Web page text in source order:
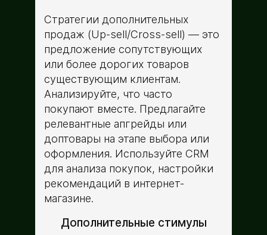
Стратегии дополнительных
продаж (Up-sell/Cross-sell) — это
предложение сопутствующих
или более дорогих товаров
существующим клиентам.
Анализируйте, что часто
покупают вместе. Предлагайте
релевантные апгрейды или
доптовары на этапе выбора или
оформления. Используйте CRM
для анализа покупок, настройки
рекомендаций в интернет-
магазине.
Дополнительные стимулы